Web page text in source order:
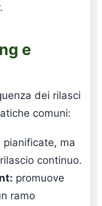
e
dei rilasci
comuni:
pianificate, ma
continuo.
promuove
ramo